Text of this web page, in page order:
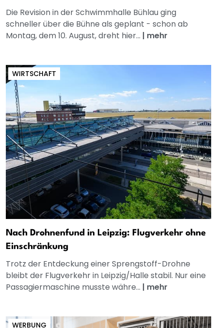
Die Revision in der Schwimmhalle Bühlau ging
schneller über die Bühne als geplant - schon ab
Montag, dem 10. August, dreht hier... | mehr
WIRTSCHAFT
Nach Drohnenfund in Leipzig: Flugverkehr ohne
Einschränkung
Trotz der Entdeckung einer Sprengstoff-Drohne
bleibt der Flugverkehr in Leipzig/Halle stabil. Nur eine
Passagiermaschine musste währe... | mehr
WERBUNG